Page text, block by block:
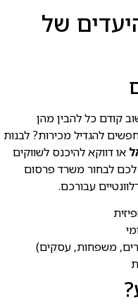
של
קודם כל להבין מהן
להגדיל מכירות? לבנות
או דווקא להיכנס לשווקים
לכם לבחור משרד פרסום
עבורכם.
משפחות, עסקים)